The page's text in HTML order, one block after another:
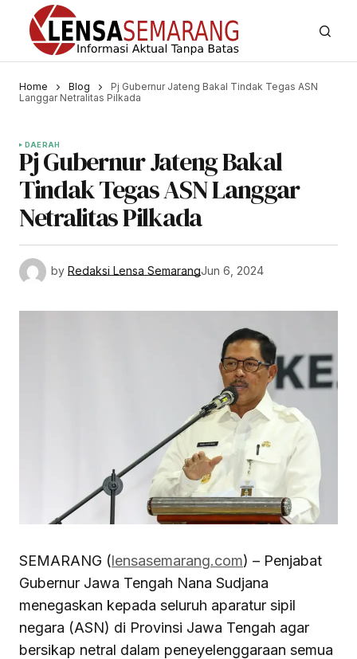
Home Blog
Pj Gubernur Jateng Bakal Tindak Tegas ASN
Langgar Netralitas Pilkada
DAERAH
Pj Gubernur Jateng Bakal
Tindak Tegas ASN Langgar
Netralitas Pilkada
by Redaksi Lensa SemarangJun 6, 2024
SEMARANG (lensasemarang.com) – Penjabat
Gubernur Jawa Tengah Nana Sudjana
menegaskan kepada seluruh aparatur sipil
negara (ASN) di Provinsi Jawa Tengah agar
bersikap netral dalam peneyelenggaraan semua